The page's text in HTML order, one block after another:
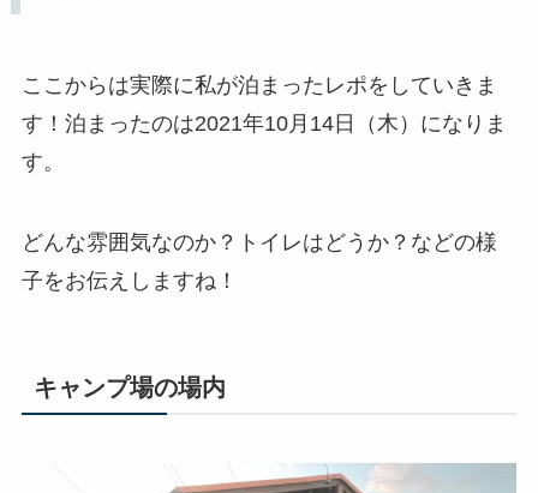
ここからは実際に私が泊まったレポをしていきま
す！泊まったのは2021年10月14日（木）になりま
す。
どんな雰囲気なのか？トイレはどうか？などの様
子をお伝えしますね！
キャンプ場の場内